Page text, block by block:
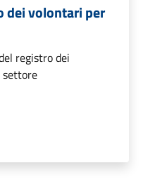
dei volontari per
registro dei